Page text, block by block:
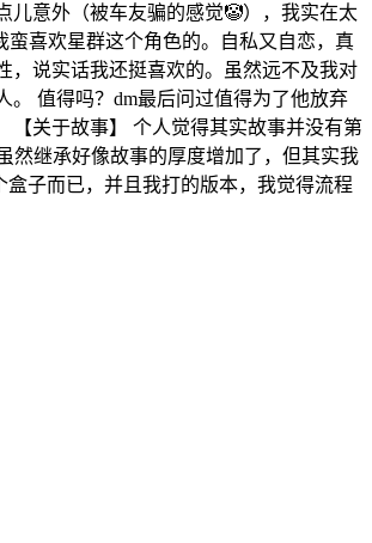
儿意外（被车友骗的感觉🤡），我实在太
喜欢星群这个角色的。自私又自恋，真
，说实话我还挺喜欢的。虽然远不及我对
。 值得吗？dm最后问过值得为了他放弃
【关于故事】 个人觉得其实故事并没有第
然继承好像故事的厚度增加了，但其实我
子而已，并且我打的版本，我觉得流程